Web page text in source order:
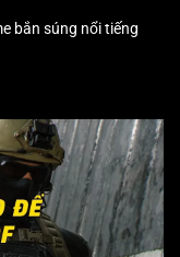
bắn súng nổi tiếng